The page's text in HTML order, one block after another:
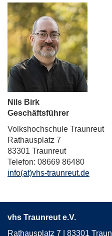
Nils Birk
Geschäftsführer
Volkshochschule Traunreut
Rathausplatz 7
83301 Traunreut
Telefon: 08669 86480
info(at)vhs-traunreut.de
vhs Traunreut e.V.
Rathausplatz 7 | 83301